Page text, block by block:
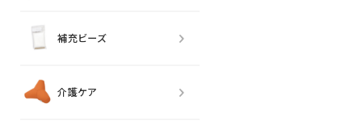
補充ビーズ
介護ケア